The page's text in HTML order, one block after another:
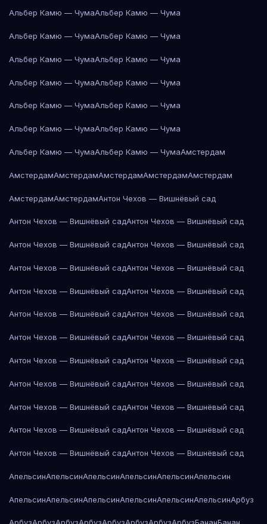
Альбер Камю — ЧумаАльбер Камю — Чума
Альбер Камю — ЧумаАльбер Камю — Чума
Альбер Камю — ЧумаАльбер Камю — Чума
Альбер Камю — ЧумаАльбер Камю — Чума
Альбер Камю — ЧумаАльбер Камю — Чума
Альбер Камю — ЧумаАльбер Камю — Чума
Альбер Камю — ЧумаАльбер Камю — ЧумаАмстердам
АмстердамАмстердамАмстердамАмстердамАмстердам
АмстердамАмстердамАнтон Чехов — Вишнёвый сад
Антон Чехов — Вишнёвый садАнтон Чехов — Вишнёвый сад
Антон Чехов — Вишнёвый садАнтон Чехов — Вишнёвый сад
Антон Чехов — Вишнёвый садАнтон Чехов — Вишнёвый сад
Антон Чехов — Вишнёвый садАнтон Чехов — Вишнёвый сад
Антон Чехов — Вишнёвый садАнтон Чехов — Вишнёвый сад
Антон Чехов — Вишнёвый садАнтон Чехов — Вишнёвый сад
Антон Чехов — Вишнёвый садАнтон Чехов — Вишнёвый сад
Антон Чехов — Вишнёвый садАнтон Чехов — Вишнёвый сад
Антон Чехов — Вишнёвый садАнтон Чехов — Вишнёвый сад
Антон Чехов — Вишнёвый садАнтон Чехов — Вишнёвый сад
Антон Чехов — Вишнёвый садАнтон Чехов — Вишнёвый сад
АпельсинАпельсинАпельсинАпельсинАпельсинАпельсин
АпельсинАпельсинАпельсинАпельсинАпельсинАпельсинАрбуз